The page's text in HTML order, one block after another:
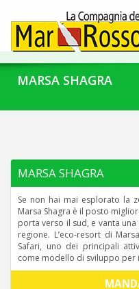
MARSA SHAGRA
MARSA SHAGRA
Se non hai mai esplorato la
Marsa Shagra è il posto
porta verso il sud, e vanta
regione. L’eco-resort di
Safari, uno dei principali
come modello di sviluppo per